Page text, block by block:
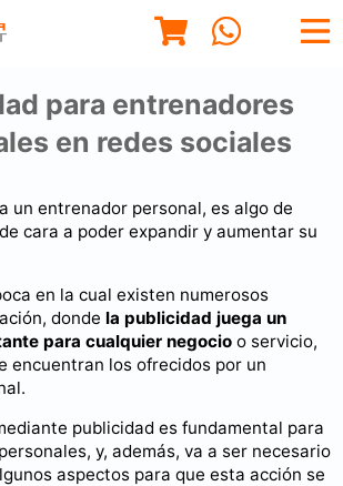
para entrenadores
en redes sociales
un entrenador personal, es algo de
cara a poder expandir y aumentar su
en la cual existen numerosos
donde la publicidad juega un
para cualquier negocio o servicio,
encuentran los ofrecidos por un
publicidad es fundamental para
y, además, va a ser necesario
aspectos para que esta acción se